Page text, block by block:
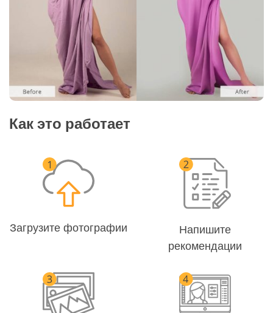
Как это работает
Загрузите фотографии
Напишите
рекомендации